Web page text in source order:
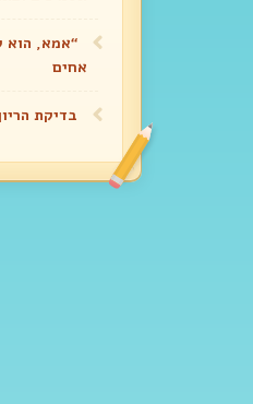
“אמא, הוא
אחים
בדיקת